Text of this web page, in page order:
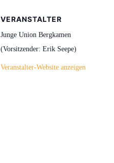
VERANSTALTER
Junge Union Bergkamen
(Vorsitzender: Erik Seepe)
Veranstalter-Website anzeigen